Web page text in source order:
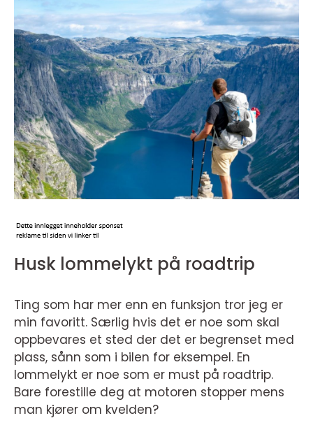
Husk lommelykt på roadtrip
Ting som har mer enn en funksjon tror jeg er
min favoritt. Særlig hvis det er noe som skal
oppbevares et sted der det er begrenset med
plass, sånn som i bilen for eksempel. En
lommelykt er noe som er must på roadtrip.
Bare forestille deg at motoren stopper mens
man kjører om kvelden?